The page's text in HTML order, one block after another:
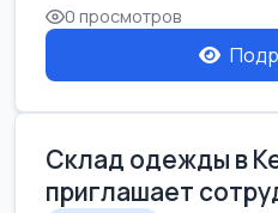
0 просмотров
Склад одежды в
приглашает